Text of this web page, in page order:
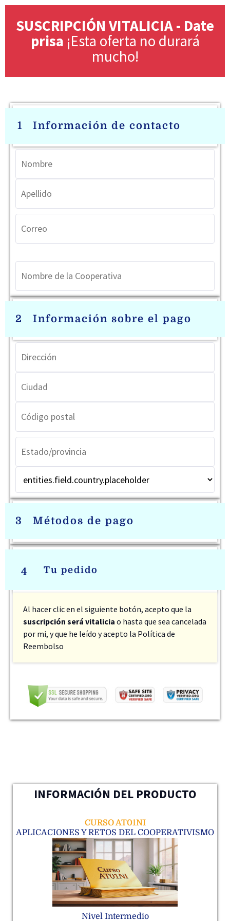
SUSCRIPCIÓN VITALICIA - Date
prisa ¡Esta oferta no durará
mucho!
1 Información de contacto
2 Información sobre el pago
3 Métodos de pago
4 Tu pedido
Al hacer clic en el siguiente botón, acepto que la
suscripción será vitalicia o hasta que sea cancelada
por mi, y que he leído y acepto la Política de
Reembolso
INFORMACIÓN DEL PRODUCTO
CURSO AT01NI
APLICACIONES Y RETOS DEL COOPERATIVISMO
Nivel Intermedio